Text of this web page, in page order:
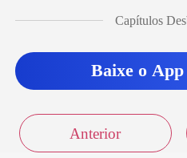
Capítulos
Baixe o App
Anterior